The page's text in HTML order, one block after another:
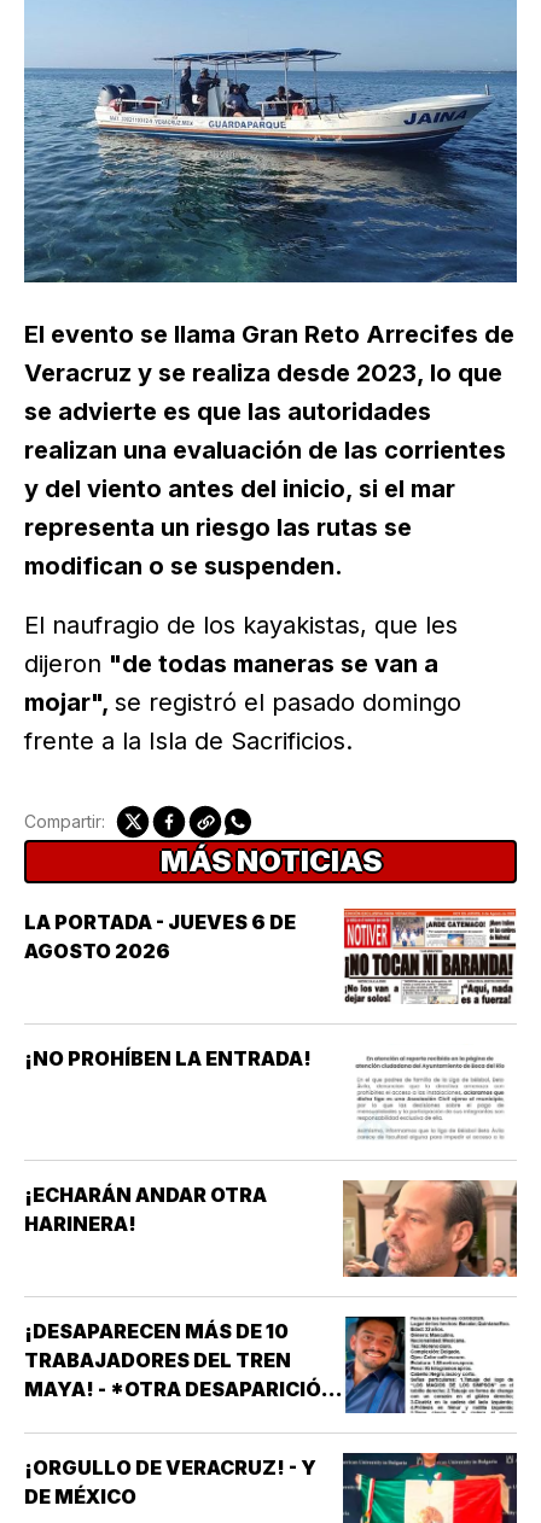
El evento se llama Gran Reto Arrecifes de
Veracruz y se realiza desde 2023, lo que
se advierte es que las autoridades
realizan una evaluación de las corrientes
y del viento antes del inicio, si el mar
representa un riesgo las rutas se
modifican o se suspenden.
El naufragio de los kayakistas, que les
dijeron "de todas maneras se van a
mojar", se registró el pasado domingo
frente a la Isla de Sacrificios.
Compartir:
MÁS NOTICIAS
LA PORTADA - JUEVES 6 DE
AGOSTO 2026
¡NO PROHÍBEN LA ENTRADA!
¡ECHARÁN ANDAR OTRA
HARINERA!
¡DESAPARECEN MÁS DE 10
TRABAJADORES DEL TREN
MAYA! - *OTRA DESAPARICIÓN
¡ORGULLO DE VERACRUZ! - Y
DE MÉXICO